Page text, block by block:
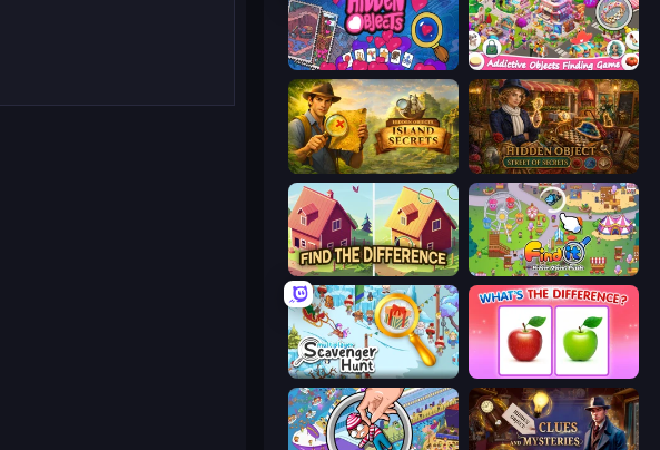
Hidden Objects Scavenger Hunt - Hidden Items
Hidden Objects: Island Secrets Hidden Object: Street Of Secrets
Find The Difference Find It: Hidden Object Puzzle
Scavenger Hunt - Multiplayer What's The Difference?